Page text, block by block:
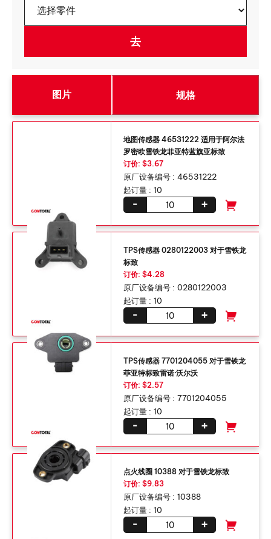
图片 规格
地图传感器 46531222 适用于阿尔法
罗密欧雪铁龙菲亚特蓝旗亚标致
订价: $3.67
原厂设备编号 : 46531222
起订量 : 10
+
-
TPS传感器 0280122003 对于雪铁龙
标致
订价: $4.28
原厂设备编号 : 0280122003
起订量 : 10
+
-
TPS传感器 7701204055 对于雪铁龙
菲亚特标致雷诺·沃尔沃
订价: $2.57
原厂设备编号 : 7701204055
起订量 : 10
+
-
点火线圈 10388 对于雪铁龙标致
订价: $9.83
原厂设备编号 : 10388
起订量 : 10
+
-